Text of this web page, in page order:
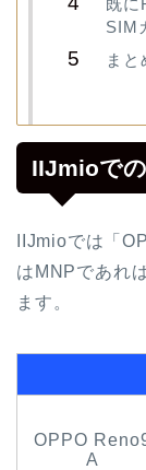
SIM
まと
IIJmioで
IIJmioでは「
はMNPであれ
ます。
OPPO
A